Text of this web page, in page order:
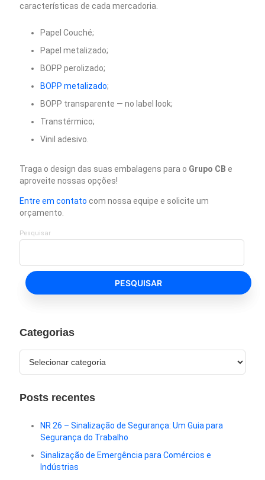
características de cada mercadoria.
Papel Couché;
Papel metalizado;
BOPP perolizado;
BOPP metalizado;
BOPP transparente — no label look;
Transtérmico;
Vinil adesivo.
Traga o design das suas embalagens para o Grupo CB e
aproveite nossas opções!
Entre em contato com nossa equipe e solicite um
orçamento.
Pesquisar
PESQUISAR
Categorias
Posts recentes
NR 26 – Sinalização de Segurança: Um Guia para
Segurança do Trabalho
Sinalização de Emergência para Comércios e
Indústrias